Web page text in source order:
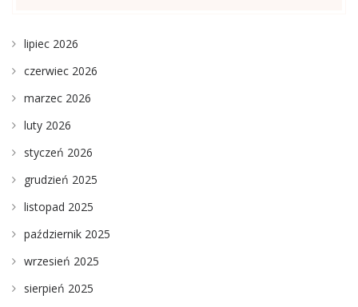
lipiec 2026
czerwiec 2026
marzec 2026
luty 2026
styczeń 2026
grudzień 2025
listopad 2025
październik 2025
wrzesień 2025
sierpień 2025